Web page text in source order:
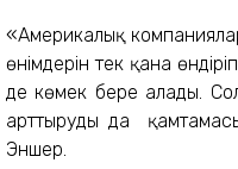
«Америкалық
өнімдерін тек қана
де көмек бере алады.
арттыруды да
Эншер.